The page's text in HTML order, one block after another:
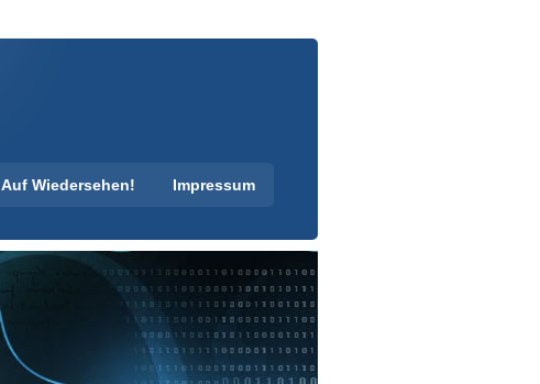
Auf Wiedersehen! Impressum